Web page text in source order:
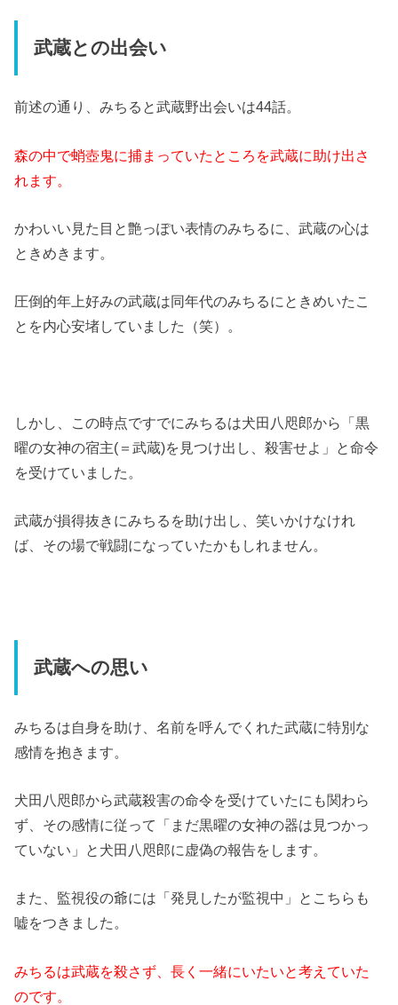
武蔵との出会い
前述の通り、みちると武蔵野出会いは44話。
森の中で蛸壺鬼に捕まっていたところを武蔵に助け出さ
れます。
かわいい見た目と艶っぽい表情のみちるに、武蔵の心は
ときめきます。
圧倒的年上好みの武蔵は同年代のみちるにときめいたこ
とを内心安堵していました（笑）。
しかし、この時点ですでにみちるは犬田八咫郎から「黒
曜の女神の宿主(＝武蔵)を見つけ出し、殺害せよ」と命令
を受けていました。
武蔵が損得抜きにみちるを助け出し、笑いかけなけれ
ば、その場で戦闘になっていたかもしれません。
武蔵への思い
みちるは自身を助け、名前を呼んでくれた武蔵に特別な
感情を抱きます。
犬田八咫郎から武蔵殺害の命令を受けていたにも関わら
ず、その感情に従って「まだ黒曜の女神の器は見つかっ
ていない」と犬田八咫郎に虚偽の報告をします。
また、監視役の爺には「発見したが監視中」とこちらも
嘘をつきました。
みちるは武蔵を殺さず、長く一緒にいたいと考えていた
のです。